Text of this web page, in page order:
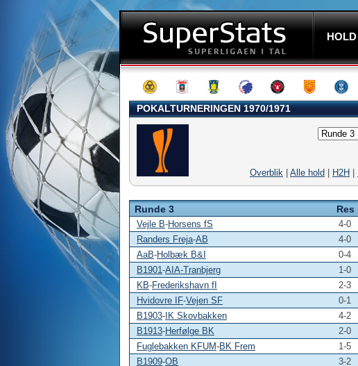
HOLD
POKALTURNERINGEN 1970/1971
Overblik Alle hold H2H
Runde 3 Res
Vejle B-Horsens fS
4-0
Randers Freja-AB
4-0
AaB-Holbæk B&I
0-4
B1901-AIA-Tranbjerg
1-0
KB-Frederikshavn fI
2-3
Hvidovre IF-Vejen SF
0-1
B1903- IK Skovbakken
4-2
B1913-Herfølge BK
2-0
Fuglebakken KFUM-BK Frem
1-5
B1909-OB
3-2